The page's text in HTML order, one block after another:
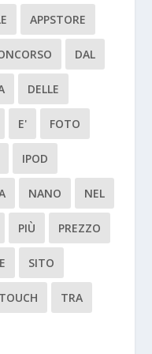
APPSTORE
DAL
DELLE
E' FOTO
IPOD
NANO NEL
PIÙ PREZZO
SITO
TOUCH TRA